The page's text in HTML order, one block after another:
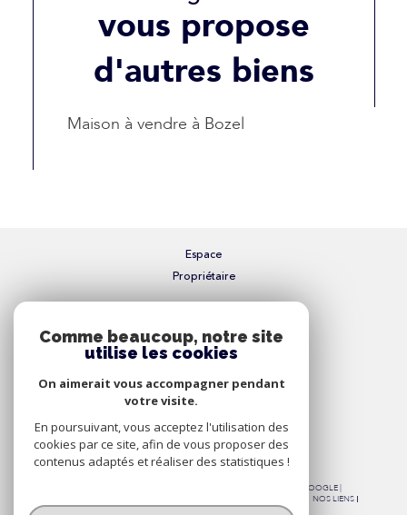
vous propose
d'autres biens
Maison à vendre à Bozel
Espace
Propriétaire
Adhérons
© 2026 | TOUS DROITS RÉSERVÉS | TRADUCTION POWERED BY GOOGLE |
NOS LIENS
POLITIQUE RGPD
COOKIES
Comme beaucoup, notre site
utilise les cookies
On aimerait vous accompagner pendant
votre visite.
En poursuivant, vous acceptez l'utilisation des
cookies par ce site, afin de vous proposer des
contenus adaptés et réaliser des statistiques !